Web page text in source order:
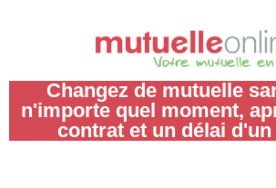
Changez de mutuelle
n'importe quel moment,
contrat et un délai